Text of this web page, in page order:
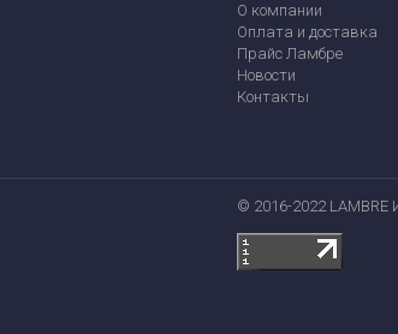
О компании
Оплата и доставка
Прайс Ламбре
Новости
Контакты
© 2016-2022